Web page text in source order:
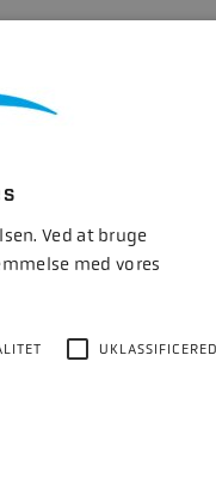
Ved at bruge
med vores